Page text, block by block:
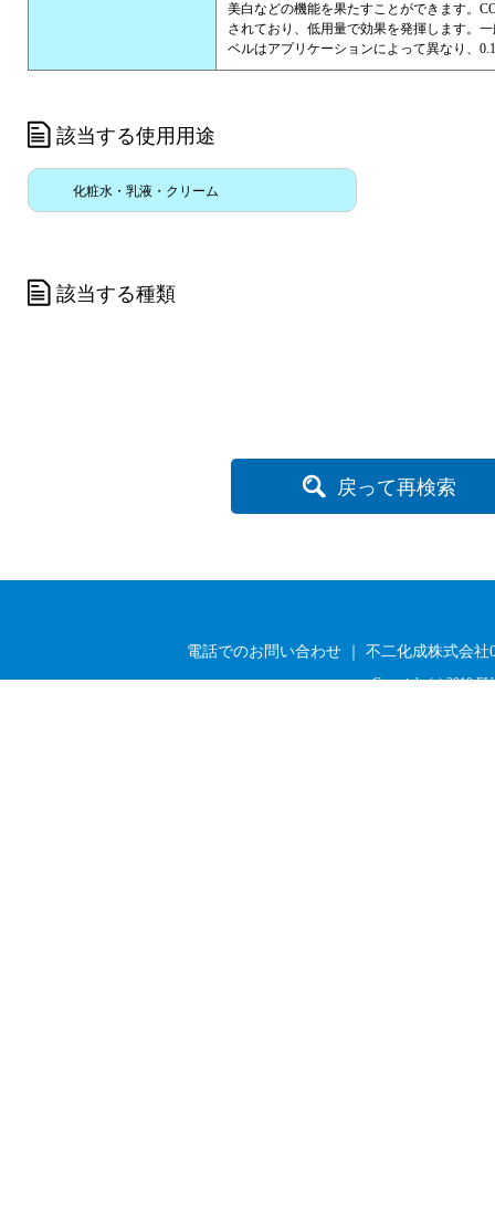
美白などの機能を果たすことができます。
されており、低用量で効果を発揮します。
ベルはアプリケーションによって異なり、
該当する使用用途
化粧水・乳液・クリーム
該当する種類
戻って再検索
電話でのお問い合わせ ｜ 不二化成株式会社
Copyright (c) 2019